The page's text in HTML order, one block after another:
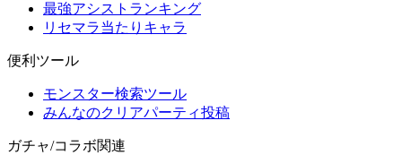
最強アシストランキング
リセマラ当たりキャラ
便利ツール
モンスター検索ツール
みんなのクリアパーティ投稿
ガチャ/コラボ関連